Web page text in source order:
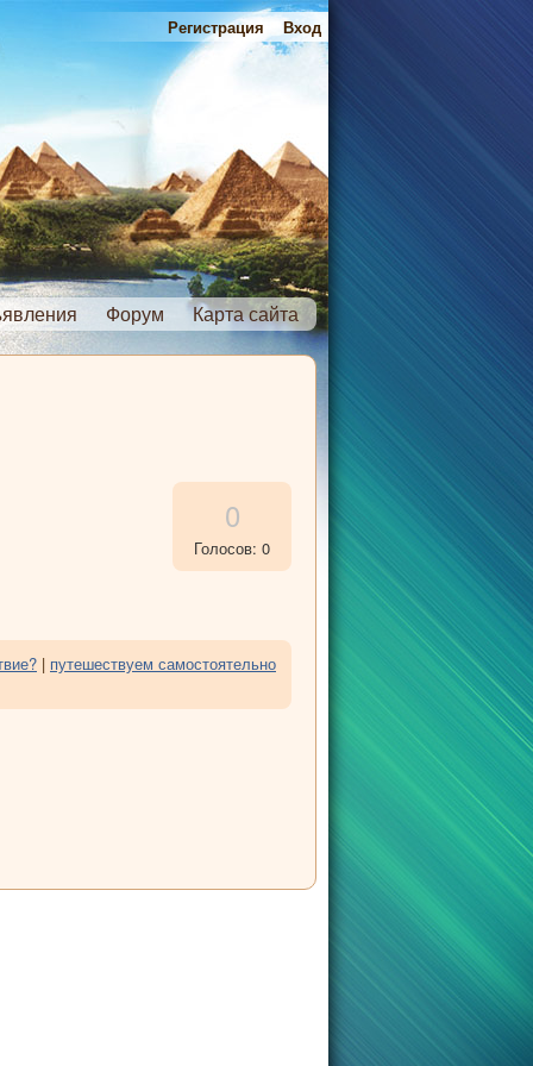
Регистрация Вход
Форум Карта сайта
0
Голосов: 0
| путешествуем самостоятельно